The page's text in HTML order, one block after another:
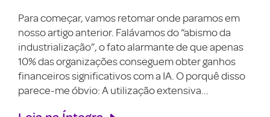
Para começar, vamos retomar onde paramos em
nosso artigo anterior. Falávamos do “abismo da
industrialização”, o fato alarmante de que apenas
10% das organizações conseguem obter ganhos
financeiros significativos com a IA. O porquê disso
parece-me óbvio: A utilização extensiva...